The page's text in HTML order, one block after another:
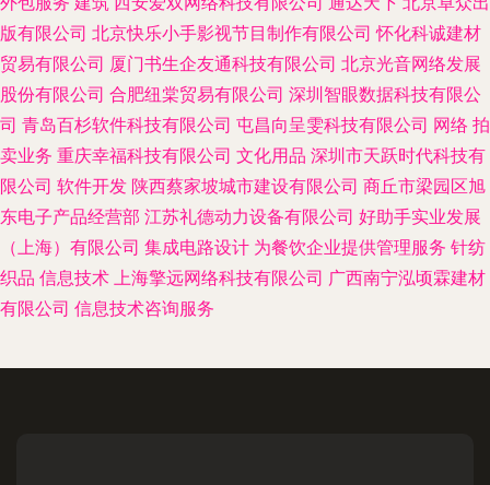
版有限公司 北京快乐小手影视节目制作有限公司 怀化科诚建材
贸易有限公司 厦门书生企友通科技有限公司 北京光音网络发展
股份有限公司 合肥纽棠贸易有限公司 深圳智眼数据科技有限公
司 青岛百杉软件科技有限公司 屯昌向呈雯科技有限公司 网络 拍
卖业务 重庆幸福科技有限公司 文化用品 深圳市天跃时代科技有
限公司 软件开发 陕西蔡家坡城市建设有限公司 商丘市梁园区旭
东电子产品经营部 江苏礼德动力设备有限公司 好助手实业发展
（上海）有限公司 集成电路设计 为餐饮企业提供管理服务 针纺
织品 信息技术 上海擎远网络科技有限公司 广西南宁泓顷霖建材
有限公司 信息技术咨询服务